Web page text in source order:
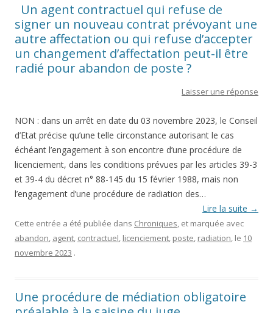
Un agent contractuel qui refuse de
signer un nouveau contrat prévoyant une
autre affectation ou qui refuse d’accepter
un changement d’affectation peut-il être
radié pour abandon de poste ?
Laisser une réponse
NON : dans un arrêt en date du 03 novembre 2023, le Conseil
d’Etat précise qu’une telle circonstance autorisant le cas
échéant l’engagement à son encontre d’une procédure de
licenciement, dans les conditions prévues par les articles 39-3
et 39-4 du décret n° 88-145 du 15 février 1988, mais non
l’engagement d’une procédure de radiation des…
Lire la suite →
Cette entrée a été publiée dans Chroniques, et marquée avec
abandon, agent, contractuel, licenciement, poste, radiation, le 10
novembre 2023 .
Une procédure de médiation obligatoire